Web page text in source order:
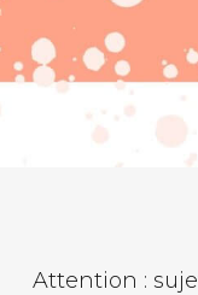
Attention :